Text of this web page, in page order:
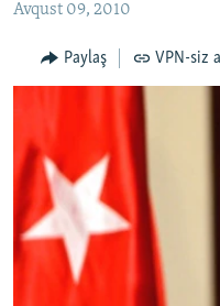
FƏRQƏ BAX
QANUNI DOĞRU
MULTIMEDIA
VIDEO
FOTOQALEREYA
İNFOQRAFIKA
RADIO ARXIV
OXU ZALI
AZƏRBAYCAN ƏDƏBIYYATI
İSLAM VƏ DEMOKRATIYA
HAQQIMIZDA
MISSIYAMIZ
PEŞƏ ETIKASI VƏ
BIZI IZLƏ
Avqust 09, 2010
Paylaş VPN-siz